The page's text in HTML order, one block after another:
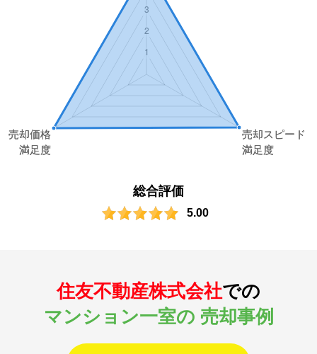
総合評価
5.00
住友不動産株式会社での
マンション一室の 売却事例